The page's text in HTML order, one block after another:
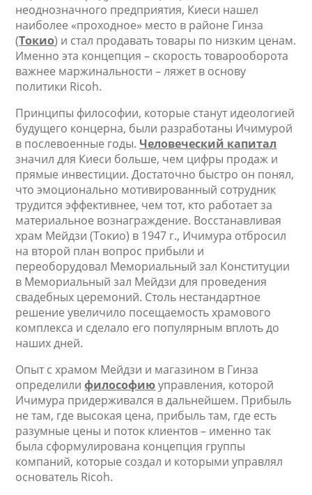
неоднозначного предприятия, Киеси нашел
наиболее «проходное» место в районе Гинза
(Токио) и стал продавать товары по низким ценам.
Именно эта концепция – скорость товарооборота
важнее маржинальности – ляжет в основу
политики Ricoh.
Принципы философии, которые станут идеологией
будущего концерна, были разработаны Ичимурой
в послевоенные годы. Человеческий капитал
значил для Киеси больше, чем цифры продаж и
прямые инвестиции. Достаточно быстро он понял,
что эмоционально мотивированный сотрудник
трудится эффективнее, чем тот, кто работает за
материальное вознаграждение. Восстанавливая
храм Мейдзи (Токио) в 1947 г., Ичимура отбросил
на второй план вопрос прибыли и
переоборудовал Мемориальный зал Конституции
в Мемориальный зал Мейдзи для проведения
свадебных церемоний. Столь нестандартное
решение увеличило посещаемость храмового
комплекса и сделало его популярным вплоть до
наших дней.
Опыт с храмом Мейдзи и магазином в Гинза
определилифилософиюуправления, которой
Ичимура придерживался в дальнейшем. Прибыль
не там, где высокая цена, прибыль там, где есть
разумные цены и поток клиентов – именно так
была сформулирована концепция группы
компаний, которые создал и которыми управлял
основатель Ricoh.